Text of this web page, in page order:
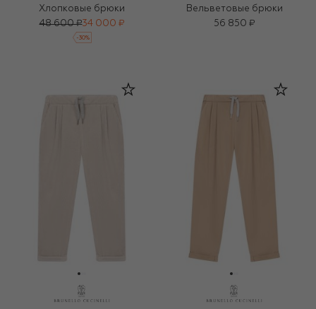
Хлопковые брюки
48 600 ₽34 000 ₽
-30%
Вельветовые брюки
56 850 ₽